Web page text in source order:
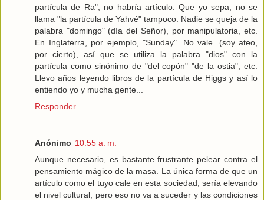
partícula de Ra", no habría artículo. Que yo sepa, no se
llama "la partícula de Yahvé" tampoco. Nadie se queja de la
palabra "domingo" (día del Señor), por manipulatoria, etc.
En Inglaterra, por ejemplo, "Sunday". No vale. (soy ateo,
por cierto), así que se utiliza la palabra "dios" con la
partícula como sinónimo de "del copón" "de la ostia", etc.
Llevo años leyendo libros de la partícula de Higgs y así lo
entiendo yo y mucha gente...
Responder
Anónimo 10:55 a. m.
Aunque necesario, es bastante frustrante pelear contra el
pensamiento mágico de la masa. La única forma de que un
artículo como el tuyo cale en esta sociedad, sería elevando
el nivel cultural, pero eso no va a suceder y las condiciones